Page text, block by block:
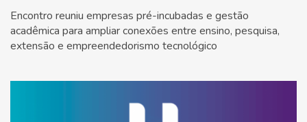
Encontro reuniu empresas pré-incubadas e gestão
acadêmica para ampliar conexões entre ensino, pesquisa,
extensão e empreendedorismo tecnológico